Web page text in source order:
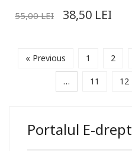
55,00LEI 38,50 LEI
« Previous 1 2
… 11 12
Portalul E-drept